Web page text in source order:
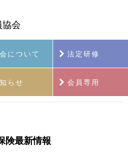
協会
について 法定研修
らせ 会員専用
険最新情報